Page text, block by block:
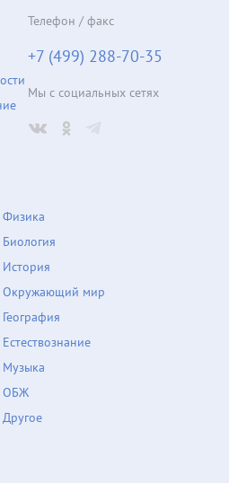
Физика
Биология
История
Окружающий мир
География
Естествознание
Музыка
ОБЖ
Другое
Телефон / факс
+7 (499) 288-70-35
Мы с социальных сетях